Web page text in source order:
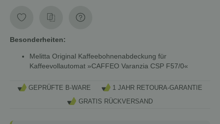
Besonderheiten:
Melitta Original Kaffeebohnenabdeckung für
Kaffeevollautomat »CAFFEO Varanzia CSP F57/0«
GEPRÜFTE B-WARE
1 JAHR RETOURA-GARANTIE
GRATIS RÜCKVERSAND